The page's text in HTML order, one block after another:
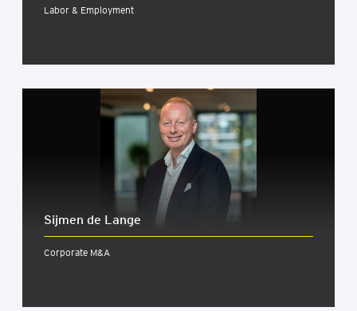
Labor & Employment
Sijmen de Lange
Corporate M&A